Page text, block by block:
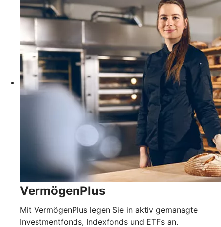
VermögenPlus
Mit VermögenPlus legen Sie in aktiv gemanagte
Investmentfonds, Indexfonds und ETFs an.